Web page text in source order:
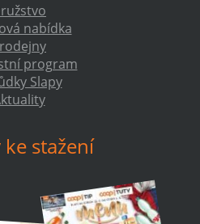
nabídka
program
Slapy
ke stažení